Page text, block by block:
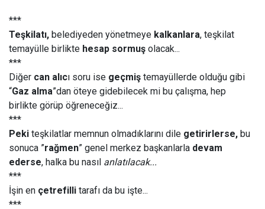
***
Teşkilatı, belediyeden yönetmeye kalkanlara, teşkilat
temayülle birlikte hesap sormuş olacak...
***
Diğer can alıcı soru ise geçmiş temayüllerde olduğu gibi
“Gaz alma”dan öteye gidebilecek mi bu çalışma, hep
birlikte görüp öğreneceğiz...
***
Peki teşkilatlar memnun olmadıklarını dile getirirlerse, bu
sonuca ”rağmen” genel merkez başkanlarla devam
ederse, halka bu nasıl anlatılacak...
***
İşin en çetrefilli tarafı da bu işte...
***